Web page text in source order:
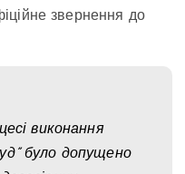
звернення до
виконання
було допущено